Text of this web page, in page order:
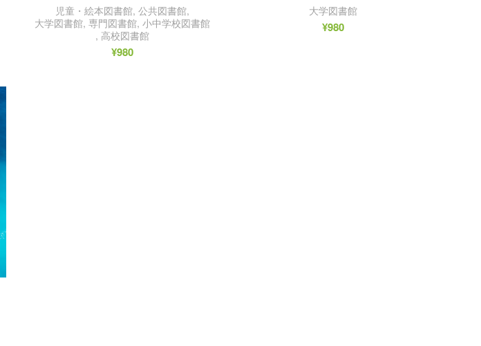
児童・絵本図書館, 公共図書館,
大学図書館, 専門図書館, 小中学校図書館
, 高校図書館
¥980
大学図書館
¥980